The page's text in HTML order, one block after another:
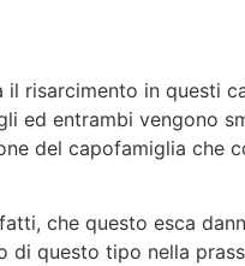
risarcimento in questi
ed entrambi vengono
del capofamiglia che
che questo esca
di questo tipo nella